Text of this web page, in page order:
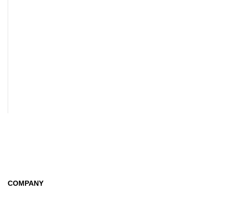
COMPANY